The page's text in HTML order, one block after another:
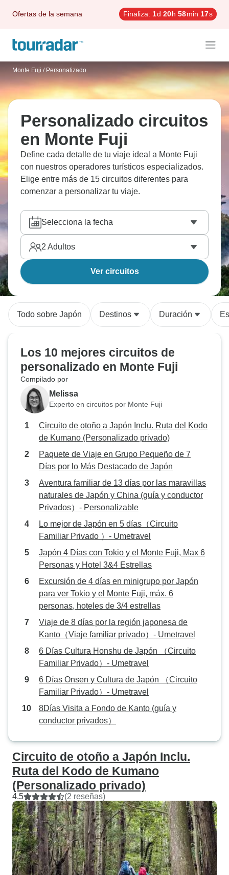
Ofertas de la semana Finaliza: 1d 20h 58min 16s
Monte Fuji / Personalizado
Personalizado circuitos
en Monte Fuji
Define cada detalle de tu viaje ideal a Monte Fuji
con nuestros operadores turísticos especializados.
Elige entre más de 15 circuitos diferentes para
comenzar a personalizar tu viaje.
Selecciona la fecha
2 Adultos
Ver circuitos
Todo sobre Japón Destinos Duración
Los 10 mejores circuitos de
personalizado en Monte Fuji
Compilado por
Melissa
Experto en circuitos por Monte Fuji
Circuito de otoño a Japón Inclu. Ruta del Kodo
de Kumano (Personalizado privado)
Paquete de Viaje en Grupo Pequeño de 7
Días por lo Más Destacado de Japón
Aventura familiar de 13 días por las maravillas
naturales de Japón y China (guía y conductor
Privados）- Personalizable
Lo mejor de Japón en 5 días（Circuito
Familiar Privado ）- Umetravel
Japón 4 Días con Tokio y el Monte Fuji, Max 6
Personas y Hotel 3&4 Estrellas
Excursión de 4 días en minigrupo por Japón
para ver Tokio y el Monte Fuji, máx. 6
personas, hoteles de 3/4 estrellas
Viaje de 8 días por la región japonesa de
Kanto（Viaje familiar privado）- Umetravel
6 Días Cultura Honshu de Japón （Circuito
Familiar Privado）- Umetravel
6 Días Onsen y Cultura de Japón （Circuito
Familiar Privado）- Umetravel
8Días Visita a Fondo de Kanto (guía y
conductor privados）
Circuito de otoño a Japón Inclu.
Ruta del Kodo de Kumano
(Personalizado privado)
4.5 (2 reseñas)